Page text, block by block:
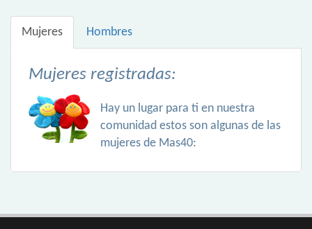
Mujeres Hombres
Mujeres registradas:
Hay un lugar para ti en nuestra
comunidad estos son algunas de las
mujeres de Mas40: